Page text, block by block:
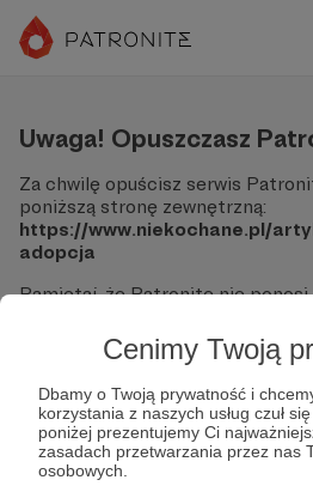
Cenimy Twoją
Dbamy o Twoją prywatność i
korzystania z naszych usług czuł
poniżej prezentujemy Ci
zasadach przetwarzania przez nas
osobowych.
Uwaga! Opuszczasz
Za chwilę opuścisz serwis
poniższą stronę zewnętrzną:
https://www.niekochane.pl/
adopcja
Pamiętaj, że Patronite nie
Nie podawaj swoich danych
Sprawdź dokładnie adres URL,
"Tak, przejdź do strony".
Jeśli masz wątpliwości, wróć
link.